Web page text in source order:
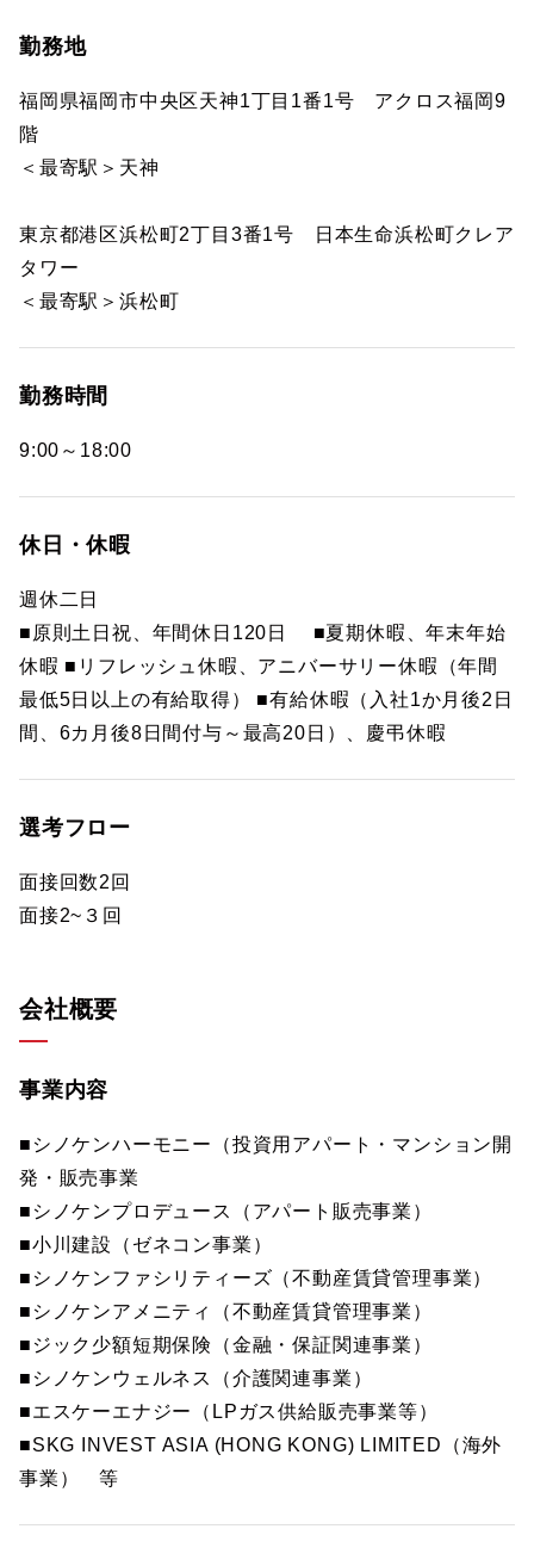
勤務地
福岡県福岡市中央区天神1丁目1番1号 アクロス福岡9
階
＜最寄駅＞天神
東京都港区浜松町2丁目3番1号 日本生命浜松町クレア
タワー
＜最寄駅＞浜松町
勤務時間
9:00～18:00
休日・休暇
週休二日
■原則土日祝、年間休日120日 ■夏期休暇、年末年始
休暇 ■リフレッシュ休暇、アニバーサリー休暇（年間
最低5日以上の有給取得） ■有給休暇（入社1か月後2日
間、6カ月後8日間付与～最高20日）、慶弔休暇
選考フロー
面接回数2回
面接2~３回
会社概要
事業内容
■シノケンハーモニー（投資用アパート・マンション開
発・販売事業
■シノケンプロデュース（アパート販売事業）
■小川建設（ゼネコン事業）
■シノケンファシリティーズ（不動産賃貸管理事業）
■シノケンアメニティ（不動産賃貸管理事業）
■ジック少額短期保険（金融・保証関連事業）
■シノケンウェルネス（介護関連事業）
■エスケーエナジー（LPガス供給販売事業等）
■SKG INVEST ASIA (HONG KONG) LIMITED（海外
事業） 等